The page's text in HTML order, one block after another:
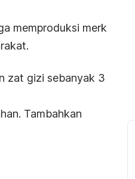
memproduksi merk
zat gizi sebanyak 3
Tambahkan